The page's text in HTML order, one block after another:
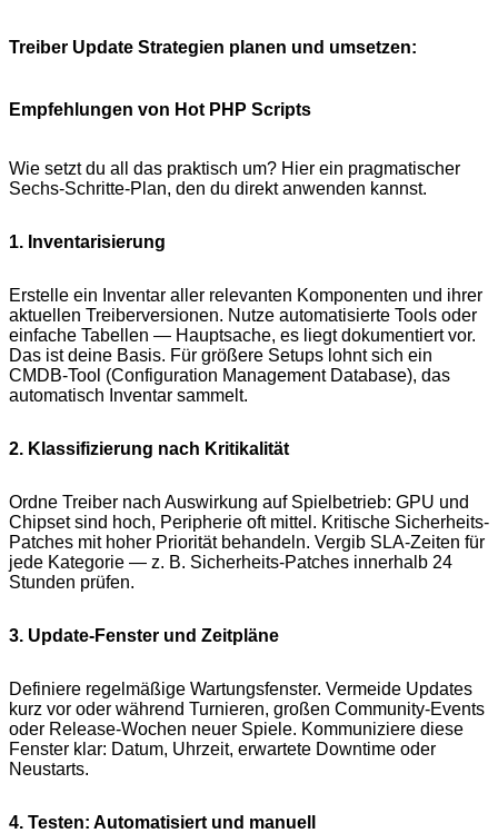
Treiber Update Strategien planen und umsetzen:
Empfehlungen von Hot PHP Scripts
Wie setzt du all das praktisch um? Hier ein pragmatischer
Sechs-Schritte-Plan, den du direkt anwenden kannst.
1. Inventarisierung
Erstelle ein Inventar aller relevanten Komponenten und ihrer
aktuellen Treiberversionen. Nutze automatisierte Tools oder
einfache Tabellen — Hauptsache, es liegt dokumentiert vor.
Das ist deine Basis. Für größere Setups lohnt sich ein
CMDB-Tool (Configuration Management Database), das
automatisch Inventar sammelt.
2. Klassifizierung nach Kritikalität
Ordne Treiber nach Auswirkung auf Spielbetrieb: GPU und
Chipset sind hoch, Peripherie oft mittel. Kritische Sicherheits-
Patches mit hoher Priorität behandeln. Vergib SLA-Zeiten für
jede Kategorie — z. B. Sicherheits-Patches innerhalb 24
Stunden prüfen.
3. Update-Fenster und Zeitpläne
Definiere regelmäßige Wartungsfenster. Vermeide Updates
kurz vor oder während Turnieren, großen Community-Events
oder Release-Wochen neuer Spiele. Kommuniziere diese
Fenster klar: Datum, Uhrzeit, erwartete Downtime oder
Neustarts.
4. Testen: Automatisiert und manuell